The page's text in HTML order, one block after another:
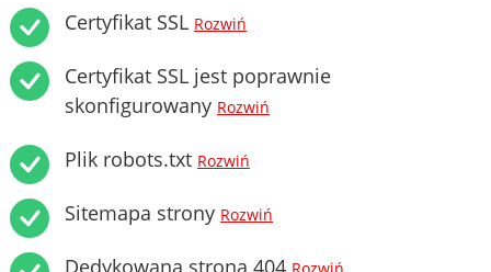
Certyfikat SSL Rozwiń
Certyfikat SSL jest poprawnie
skonfigurowany Rozwiń
Plik robots.txt Rozwiń
Sitemapa strony Rozwiń
Dedykowana strona 404